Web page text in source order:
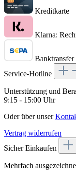
Kreditkarte
Klarna:
Service-Hotline
Unterstützung und
9:15 - 15:00 Uhr
Oder über unser
Vertrag widerrufen
Sicher Einkaufen
Mehrfach